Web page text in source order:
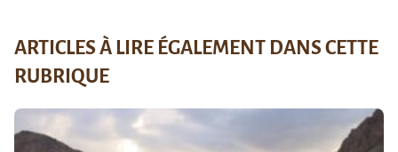
ARTICLES À LIRE ÉGALEMENT DANS CETTE
RUBRIQUE